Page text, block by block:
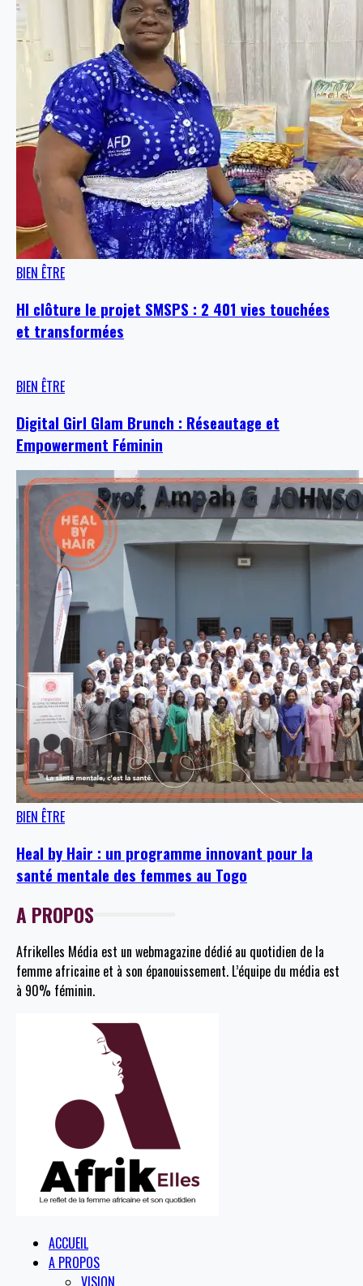
BIEN ÊTRE
HI clôture le projet SMSPS : 2 401 vies touchées
et transformées
BIEN ÊTRE
Digital Girl Glam Brunch : Réseautage et
Empowerment Féminin
BIEN ÊTRE
Heal by Hair : un programme innovant pour la
santé mentale des femmes au Togo
A PROPOS
Afrikelles Média est un webmagazine dédié au quotidien de la
femme africaine et à son épanouissement. L’équipe du média est
à 90% féminin.
ACCUEIL
A PROPOS
VISION